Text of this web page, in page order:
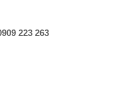
223 263